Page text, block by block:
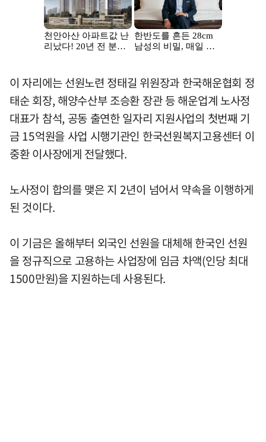
이 자리에는 선원노련 정태길 위원장과 한국해운협회 정
태순 회장, 해양수산부 조승환 장관 등 해운업계 노사정
대표가 참석, 공동 출연한 일자리 지원사업의 첫번째 기
금 15억원을 사업 시행기관인 한국선원복지고용센터 이
중환 이사장에게 전달했다.
노사정이 합의를 맺은 지 2년이 넘어서 약속을 이행하게
된 것이다.
이 기금은 올해부터 외국인 선원을 대체해 한국인 선원
을 정규직으로 고용하는 사업장에 임금 차액(인당 최대
1500만원)을 지원하는데 사용된다.